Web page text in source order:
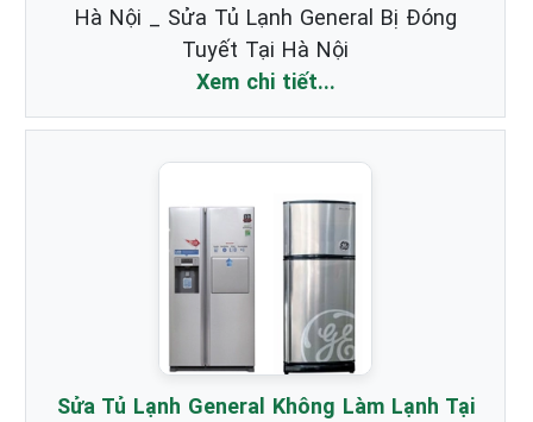
Hà Nội _ Sửa Tủ Lạnh General Bị Đóng
Tuyết Tại Hà Nội
Xem chi tiết...
Sửa Tủ Lạnh General Không Làm Lạnh Tại